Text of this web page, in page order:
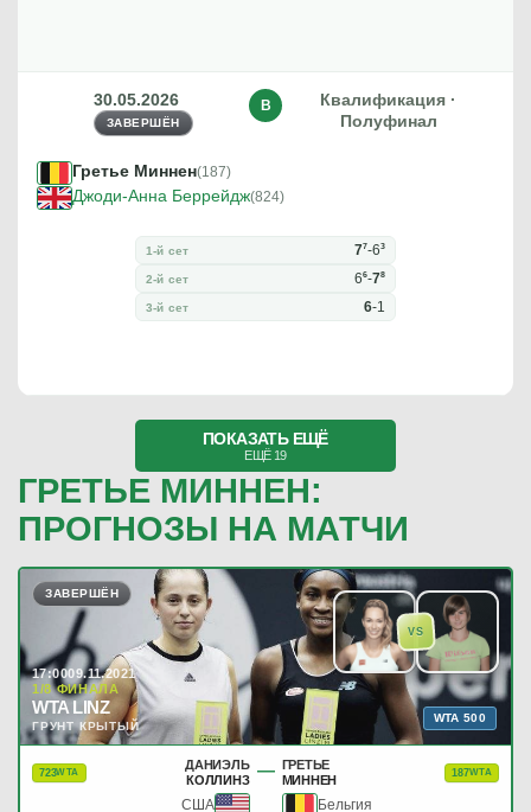
30.05.2026
ЗАВЕРШЁН
Квалификация ·
Полуфинал
В
Гретье Миннен(187)
Джоди-Анна Беррейдж(824)
1-й сет 77-63
2-й сет 66-78
3-й сет 6-1
ПОКАЗАТЬ ЕЩЁ
ЕЩЁ 19
ГРЕТЬЕ МИННЕН:
ПРОГНОЗЫ НА МАТЧИ
VS
ЗАВЕРШЁН
17:0009.11.2021
1/8 ФИНАЛА
WTA LINZ
ГРУНТ КРЫТЫЙ
WTA 500
723WTA
ДАНИЭЛЬ
КОЛЛИНЗ — ГРЕТЬЕ
МИННЕН
187WTA
США Бельгия